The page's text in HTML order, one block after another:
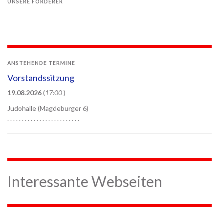
UNSERE FÖRDERER
ANSTEHENDE TERMINE
Vorstandssitzung
19.08.2026(17:00)
Judohalle (Magdeburger 6)
. . . . . . . . . . . . . . . . . . . . . . . . .
Interessante Webseiten